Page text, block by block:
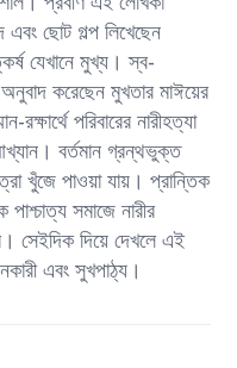
ছোট গল্প লিখেছেন
যেখানে মুখ্য। স্ব-
করেছেন মুখতার মাঈয়ের
পরিবারের নারীহত্যা
বর্তমান গ্রন্থভুক্ত
খুঁজে পাওয়া যায়। প্রান্তিক
সমাজে নারীর
সেইদিক দিয়ে দেখলে এই
এবং সুখপাঠ্য।